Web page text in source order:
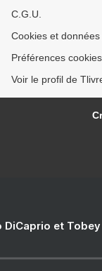
C.G.U.
Cookies et
Préférences cookies
Voir le profil de
DiCaprio et